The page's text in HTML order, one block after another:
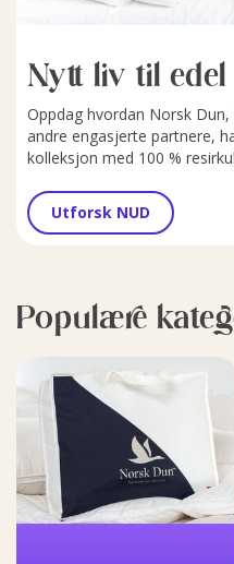
Nytt liv til edel
Oppdag hvordan Norsk
andre engasjerte partnere,
kolleksjon med 100 %
Utforsk NUD
Populære